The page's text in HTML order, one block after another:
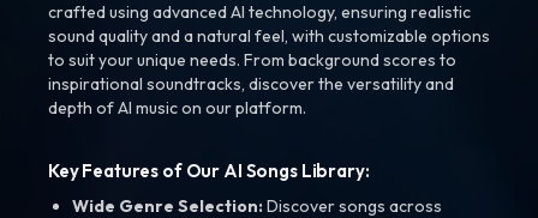
crafted using advanced AI technology, ensuring realistic
sound quality and a natural feel, with customizable options
to suit your unique needs. From background scores to
inspirational soundtracks, discover the versatility and
depth of AI music on our platform.
Key Features of Our AI Songs Library:
Wide Genre Selection:Discover songs across